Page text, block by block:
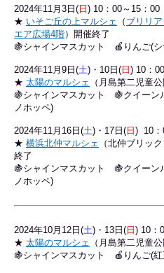
2024年11月3 日( 日 ) 10：00～15：00
★ いそご丘の上マルシェ （ ブリリ
エア広場4階）開催終了
🍇シャインマスカット 🍎りんご(シ
2024年11 月9日(土)・10日( 日 ) 10：
★ 太陽のマルシェ
（月島第二児童
🍇シャインマスカット 🍇クイー
ノホッペ)
2024年11月16日(土)・17日( 日 ) 10：
★ 横浜北仲マルシェ
（北仲ブリッ
終了
🍇シャインマスカット 🍇クイーン
ノホッペ)
2024年10 月12日(土)・13日( 日 ) 10：
★ 太陽のマルシェ
（月島第二児童
🍇シャインマスカット 🍎りんご(紅